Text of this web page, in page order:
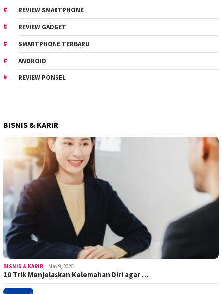
REVIEW SMARTPHONE
REVIEW GADGET
SMARTPHONE TERBARU
ANDROID
REVIEW PONSEL
BISNIS & KARIR
BISNIS & KARIR May 9, 2026
10 Trik Menjelaskan Kelemahan Diri agar …